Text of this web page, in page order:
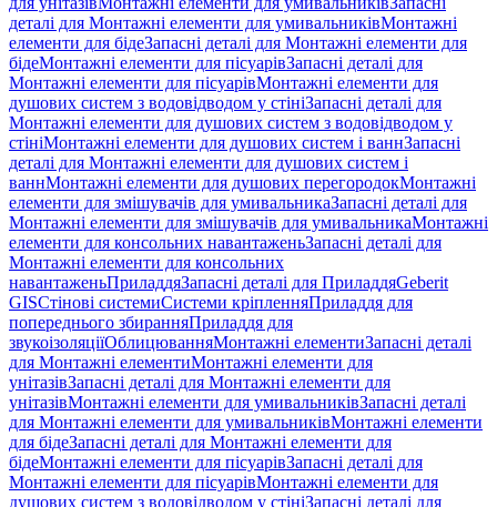
деталі для Монтажні елементи для умивальниківМонтажні
елементи для бідеЗапасні деталі для Монтажні елементи для
бідеМонтажні елементи для пісуарівЗапасні деталі для
Монтажні елементи для пісуарівМонтажні елементи для
душових систем з водовідводом у стініЗапасні деталі для
Монтажні елементи для душових систем з водовідводом у
стініМонтажні елементи для душових систем і ваннЗапасні
деталі для Монтажні елементи для душових систем і
ваннМонтажні елементи для душових перегородокМонтажні
елементи для змішувачів для умивальникаЗапасні деталі для
Монтажні елементи для змішувачів для умивальникаМонтажні
елементи для консольних навантаженьЗапасні деталі для
Монтажні елементи для консольних
навантаженьПриладдяЗапасні деталі для ПриладдяGeberit
GISСтінові системиСистеми кріпленняПриладдя для
попереднього збиранняПриладдя для
звукоізоляціїОблицюванняМонтажні елементиЗапасні деталі
для Монтажні елементиМонтажні елементи для
унітазівЗапасні деталі для Монтажні елементи для
унітазівМонтажні елементи для умивальниківЗапасні деталі
для Монтажні елементи для умивальниківМонтажні елементи
для бідеЗапасні деталі для Монтажні елементи для
бідеМонтажні елементи для пісуарівЗапасні деталі для
Монтажні елементи для пісуарівМонтажні елементи для
душових систем з водовідводом у стініЗапасні деталі для